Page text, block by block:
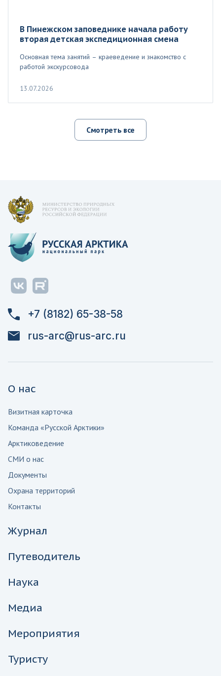
В Пинежском заповеднике начала работу
вторая детская экспедиционная смена
Основная тема занятий – краеведение и знакомство с
работой экскурсовода
13.07.2026
Смотреть все
+7 (8182) 65-38-58
rus-arc@rus-arc.ru
О нас
Визитная карточка
Команда «Русской Арктики»
Арктиковедение
СМИ о нас
Документы
Охрана территорий
Контакты
Журнал
Путеводитель
Наука
Медиа
Мероприятия
Туристу